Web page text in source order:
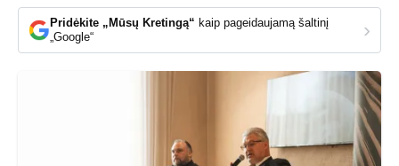
Pridėkite „Mūsų Kretingą“ kaip pageidaujamą šaltinį
„Google“
›